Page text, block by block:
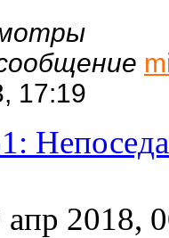
17:19
апр 2018,